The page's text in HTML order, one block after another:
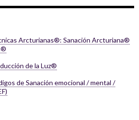
Arcturianas®: Sanación Arcturiana®
de la Luz®
de Sanación emocional / mental /